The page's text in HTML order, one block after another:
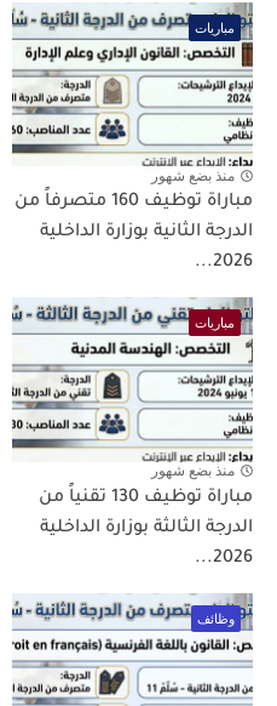
مباريات
منذ بضع شهور
مباراة توظيف 160 متصرفاً من
الدرجة الثانية بوزارة الداخلية
2026...
مباريات
منذ بضع شهور
مباراة توظيف 130 تقنياً من
الدرجة الثالثة بوزارة الداخلية
2026...
وظائف